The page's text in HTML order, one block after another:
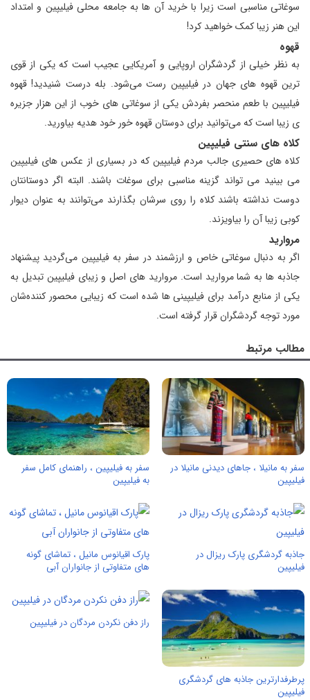
سوغاتی مناسبی است زیرا با خرید آن ها به جامعه محلی فیلیپین و امتداد
این هنر زیبا کمک خواهید کرد!
قهوه
به نظر خیلی از گردشگران اروپایی و آمریکایی عجیب است که یکی از قوی
ترین قهوه های جهان در فیلیپین رست می‌شود. بله درست شنیدید! قهوه
فیلیپین با طعم منحصر بفردش یکی از سوغاتی های خوب از این هزار جزیره
ی زیبا است که می‌توانید برای دوستان قهوه خور خود هدیه بیاورید.
کلاه های سنتی فیلیپین
کلاه های حصیری جالب مردم فیلیپین که در بسیاری از عکس های فیلیپین
می بینید می تواند گزینه مناسبی برای سوغات باشند. البته اگر دوستانتان
دوست نداشته باشند کلاه را روی سرشان بگذارند می‌توانند به عنوان دیوار
کوبی زیبا آن را بیاویزند.
مروارید
اگر به دنبال سوغاتی خاص و ارزشمند در سفر به فیلیپین می‌گردید پیشنهاد
جاذبه ها به شما مروارید است. مروارید های اصل و زیبای فیلیپین تبدیل به
یکی از منابع درآمد برای فیلیپینی ها شده است که زیبایی محصور کننده‌شان
مورد توجه گردشگران قرار گرفته است.
مطالب مرتبط
سفر به مانیلا ، جاهای دیدنی مانیلا در
فیلیپین
سفر به فیلیپین ، راهنمای کامل سفر
به فیلیپین
جاذبه گردشگری پارک ریزال در
فیلیپین
پارک اقیانوس مانیل ، تماشای گونه
های متفاوتی از جانواران آبی
پرطرفدارترین جاذبه های گردشگری
فیلیپین
راز دفن نکردن مردگان در فیلیپین